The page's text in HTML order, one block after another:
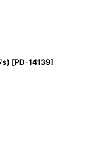
[PD-14139]